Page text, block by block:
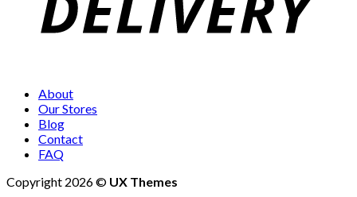
About
Our Stores
Blog
Contact
FAQ
Copyright 2026 © UX Themes